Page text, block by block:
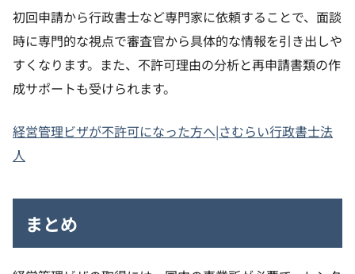
初回申請から行政書士など専門家に依頼することで、面談
時に専門的な視点で審査官から具体的な情報を引き出しや
すくなります。また、不許可理由の分析と再申請書類の作
成サポートも受けられます。
経営管理ビザが不許可になった方へ|さむらい行政書士法
人
まとめ